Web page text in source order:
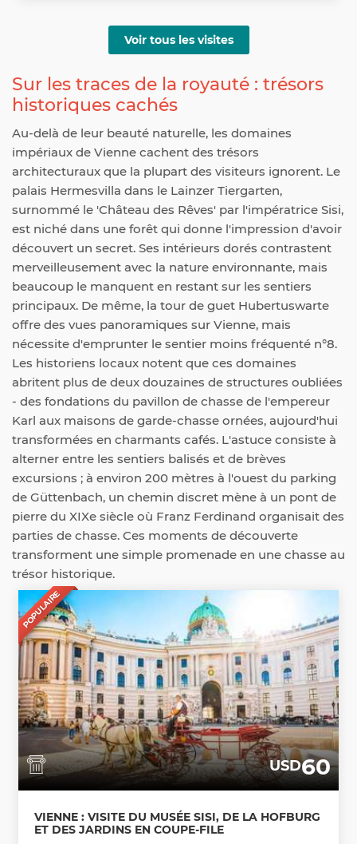
Voir tous les visites
Sur les traces de la royauté : trésors
historiques cachés
Au-delà de leur beauté naturelle, les domaines
impériaux de Vienne cachent des trésors
architecturaux que la plupart des visiteurs ignorent. Le
palais Hermesvilla dans le Lainzer Tiergarten,
surnommé le 'Château des Rêves' par l'impératrice Sisi,
est niché dans une forêt qui donne l'impression d'avoir
découvert un secret. Ses intérieurs dorés contrastent
merveilleusement avec la nature environnante, mais
beaucoup le manquent en restant sur les sentiers
principaux. De même, la tour de guet Hubertuswarte
offre des vues panoramiques sur Vienne, mais
nécessite d'emprunter le sentier moins fréquenté n°8.
Les historiens locaux notent que ces domaines
abritent plus de deux douzaines de structures oubliées
- des fondations du pavillon de chasse de l'empereur
Karl aux maisons de garde-chasse ornées, aujourd'hui
transformées en charmants cafés. L'astuce consiste à
alterner entre les sentiers balisés et de brèves
excursions ; à environ 200 mètres à l'ouest du parking
de Güttenbach, un chemin discret mène à un pont de
pierre du XIXe siècle où Franz Ferdinand organisait des
parties de chasse. Ces moments de découverte
transforment une simple promenade en une chasse au
trésor historique.
POPULAIRE
USD60
VIENNE : VISITE DU MUSÉE SISI, DE LA HOFBURG
ET DES JARDINS EN COUPE-FILE